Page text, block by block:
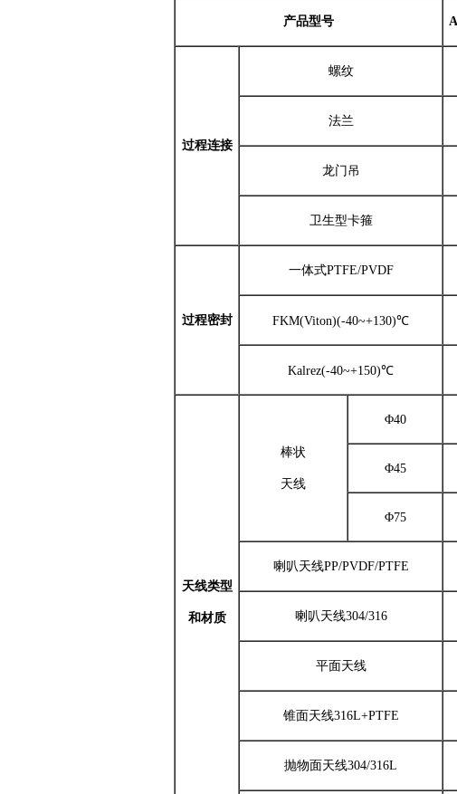
产品型号
过程连接
螺纹
法兰
龙门吊
卫生型卡箍
过程密封
一体式PTFE/PVDF
FKM(Viton)(-40~+130)℃
Kalrez(-40~+150)℃
天线类型
和材质
棒状
天线
Φ40
Φ45
Φ75
喇叭天线PP/PVDF/PTFE
喇叭天线304/316
平面天线
锥面天线316L+PTFE
抛物面天线304/316L